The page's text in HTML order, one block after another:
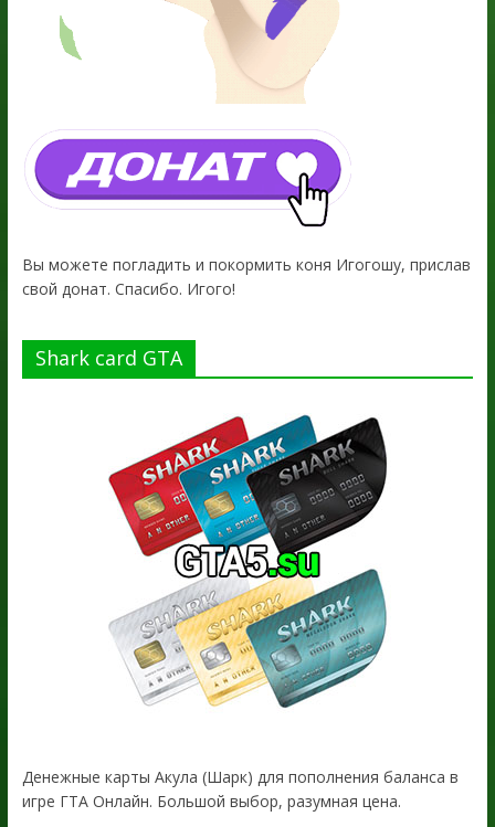
Вы можете погладить и покормить коня Игогошу, прислав
свой донат. Спасибо. Игого!
Shark card GTA
Денежные карты Акула (Шарк) для пополнения баланса в
игре ГТА Онлайн. Большой выбор, разумная цена.